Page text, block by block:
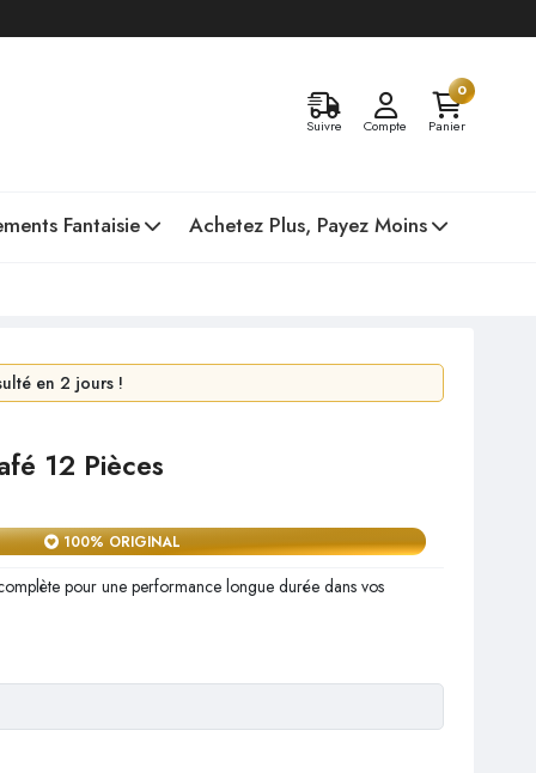
Suivre Compte
0
Panier
Fantaisie Achetez Plus, Payez Moins
24 heures !
en 2 jours !
12 Pièces
100% ORIGINAL
pour une performance longue durée dans vos